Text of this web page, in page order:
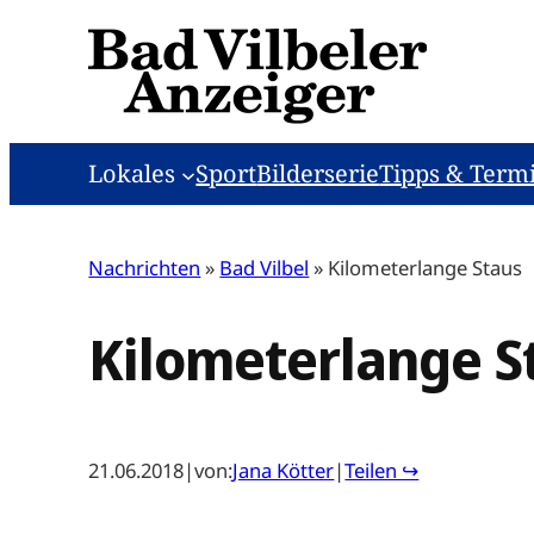
Lokales SportBilderserieTipps &
Nachrichten » Bad Vilbel » Kilometerlange Staus
Kilometerlange
21.06.2018|von:Jana Kötter|Teilen ↪